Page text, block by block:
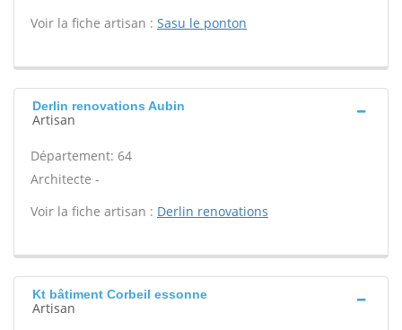
Voir la fiche artisan : Sasu le ponton
Derlin renovations Aubin
Artisan
Département: 64
Architecte -
Voir la fiche artisan : Derlin renovations
Kt bâtiment Corbeil essonne
Artisan